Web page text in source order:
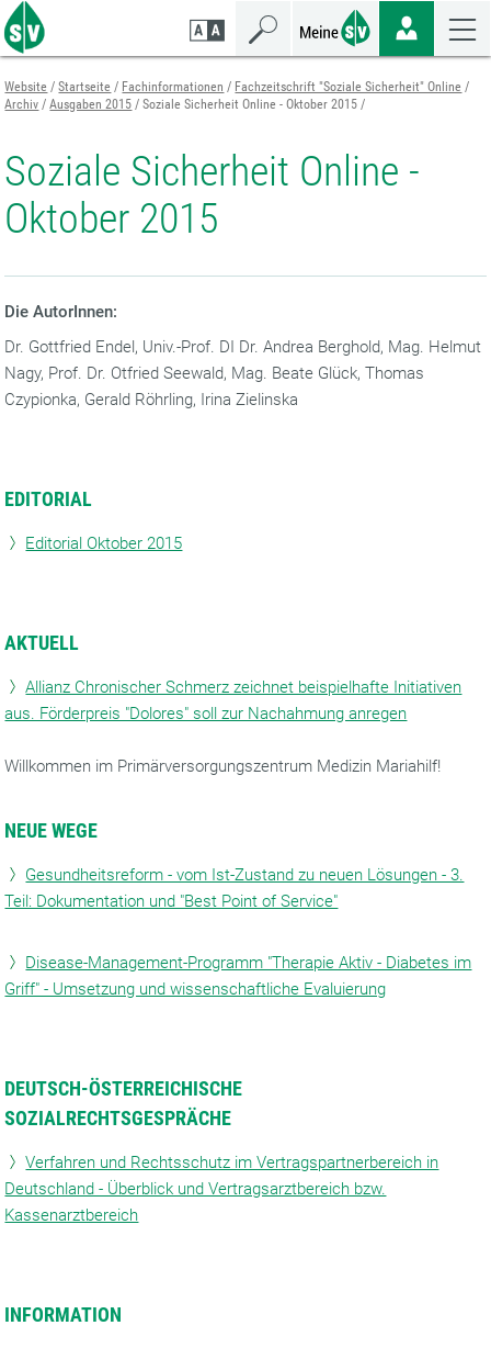
Zum
Seiteninhalt
springen
Zur
Navigation
springen
Zur
Mobilen
Navigation
springen
Website Startseite Fachinformationen
Fachzeitschrift "Soziale Sicherheit" Online
Archiv
Ausgaben 2015 Soziale Sicherheit Online - Oktober 2015
Soziale Sicherheit Online -
Oktober 2015
Die AutorInnen:
Dr. Gottfried Endel, Univ.-Prof. DI Dr. Andrea Berghold, Mag. Helmut
Nagy, Prof. Dr. Otfried Seewald, Mag. Beate Glück, Thomas
Czypionka, Gerald Röhrling, Irina Zielinska
EDITORIAL
Editorial Oktober 2015
AKTUELL
Allianz Chronischer Schmerz zeichnet beispielhafte Initiativen
aus. Förderpreis "Dolores" soll zur Nachahmung anregen
Willkommen im Primärversorgungszentrum Medizin Mariahilf!
NEUE WEGE
Gesundheitsreform - vom Ist-Zustand zu neuen Lösungen - 3.
Teil: Dokumentation und "Best Point of Service"
Disease-Management-Programm "Therapie Aktiv - Diabetes im
Griff" - Umsetzung und wissenschaftliche Evaluierung
DEUTSCH-ÖSTERREICHISCHE
SOZIALRECHTSGESPRÄCHE
Verfahren und Rechtsschutz im Vertragspartnerbereich in
Deutschland - Überblick und Vertragsarztbereich bzw.
Kassenarztbereich
INFORMATION